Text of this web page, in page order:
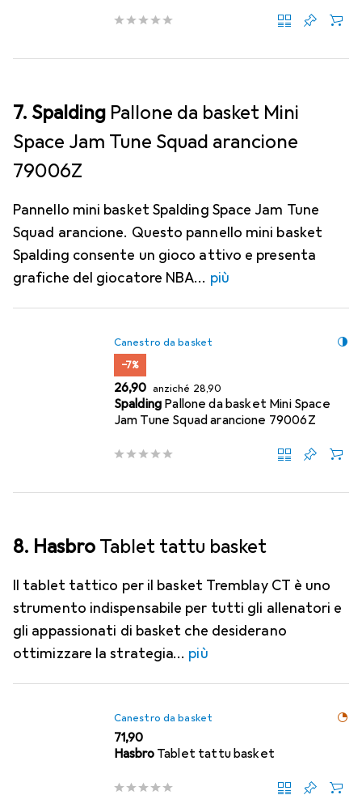
7. Spalding Pallone da basket Mini
Space Jam Tune Squad arancione
79006Z
Pannello mini basket Spalding Space Jam Tune
Squad arancione. Questo pannello mini basket
Spalding consente un gioco attivo e presenta
grafiche del giocatore NBA
più
Canestro da basket
−7%
EUR
26,90 anziché EUR
28,90
Spalding Pallone da basket Mini Space
Jam Tune Squad arancione 79006Z
8. Hasbro Tablet tattu basket
Il tablet tattico per il basket Tremblay CT è uno
strumento indispensabile per tutti gli allenatori e
gli appassionati di basket che desiderano
ottimizzare la strategia
più
Canestro da basket
EUR
71,90
Hasbro Tablet tattu basket